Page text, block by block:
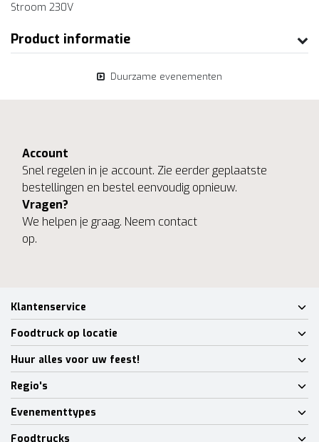
Stroom 230V
Product informatie
Duurzame evenementen
Account
Snel regelen in je account. Zie eerder geplaatste
bestellingen en bestel eenvoudig opnieuw.
Vragen?
We helpen je graag. Neem contact
op.
Klantenservice
Foodtruck op locatie
Huur alles voor uw feest!
Regio's
Evenementtypes
Foodtrucks